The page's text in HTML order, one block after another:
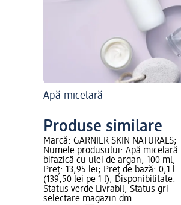
Apă micelară
Produse similare
Marcă: GARNIER SKIN NATURALS;
Numele produsului: Apă micelară
bifazică cu ulei de argan, 100 ml;
Preț: 13,95 lei; Preț de bază: 0,1 l
(139,50 lei pe 1 l); Disponibilitate:
Status verde Livrabil, Status gri
selectare magazin dm